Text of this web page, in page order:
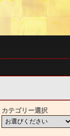
カテゴリー選択